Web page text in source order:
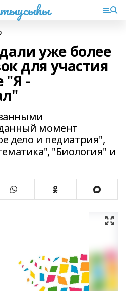
уже более
для участия
"Я -
момент
дело и педиатрия",
"Биология" и